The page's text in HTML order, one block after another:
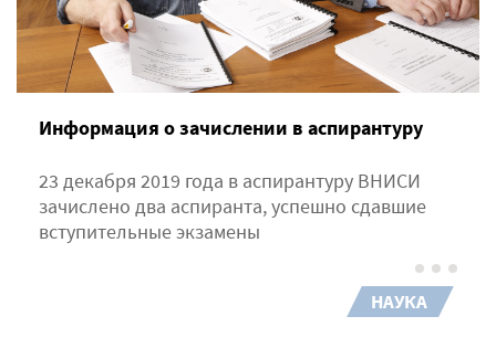
Информация о зачислении в аспирантуру
23 декабря 2019 года в аспирантуру ВНИСИ
зачислено два аспиранта, успешно сдавшие
вступительные экзамены
НАУКА